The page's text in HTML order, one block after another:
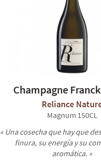
Champagne
Reliance
Magnum 150CL
« Una cosecha que hay que
finura, su energía y su
aromática. »